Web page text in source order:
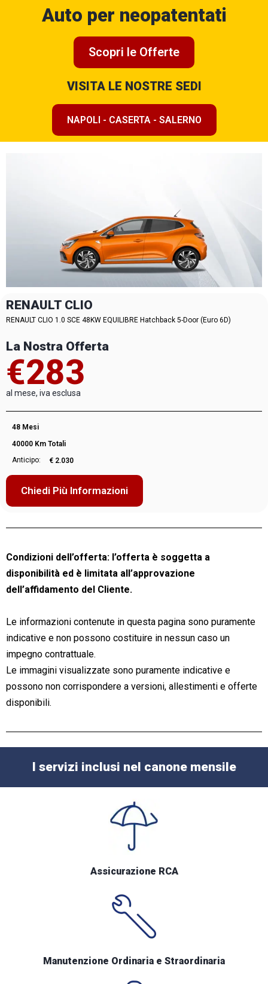
Auto per neopatentati
Scopri le Offerte
VISITA LE NOSTRE SEDI
NAPOLI - CASERTA - SALERNO
RENAULT CLIO
RENAULT CLIO 1.0 SCE 48KW EQUILIBRE Hatchback 5-Door (Euro 6D)
La Nostra Offerta
€283
al mese, iva esclusa
48 Mesi
40000 Km Totali
Anticipo:
€ 2.030
Chiedi Più Informazioni
Condizioni dell’offerta: l’offerta è soggetta a
disponibilità ed è limitata all’approvazione
dell’affidamento del Cliente.
Le informazioni contenute in questa pagina sono puramente
indicative e non possono costituire in nessun caso un
impegno contrattuale.
Le immagini visualizzate sono puramente indicative e
possono non corrispondere a versioni, allestimenti e offerte
disponibili.
I servizi inclusi nel canone mensile
Assicurazione RCA
Manutenzione Ordinaria e Straordinaria